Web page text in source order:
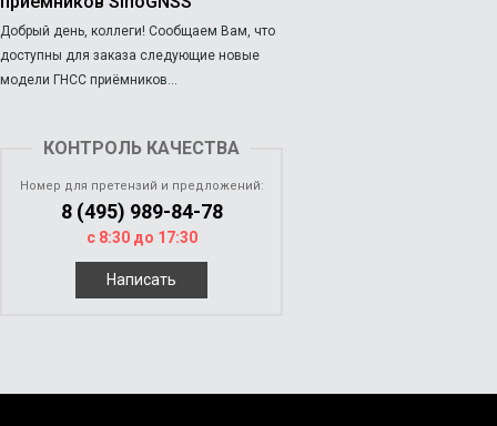
Добрый день, коллеги! Сообщаем Вам, что
доступны для заказа следующие новые
модели ГНСС приёмников...
КОНТРОЛЬ КАЧЕСТВА
Номер для претензий и предложений:
8 (495) 989-84-78
с 8:30 до 17:30
Написать